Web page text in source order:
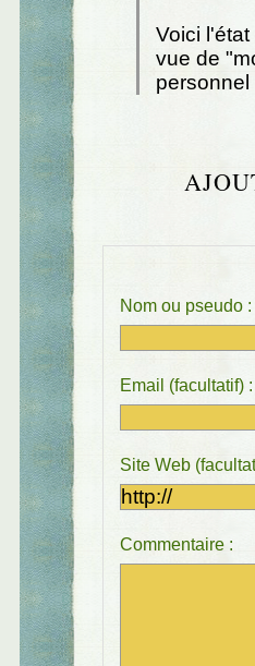
Voici
vue de
personnel
Nom ou pseudo :
Email (facultatif) :
Site Web
Commentaire :